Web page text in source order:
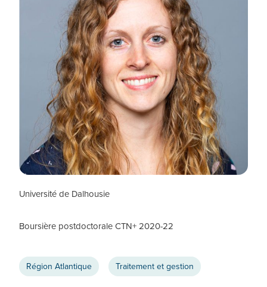
Adria Quigley
CHERCHEUR CTN+
Université de Dalhousie
Boursière postdoctorale CTN+ 2020-22
Région Atlantique Traitement et gestion